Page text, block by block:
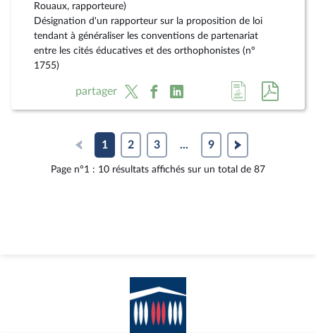
Rouaux, rapporteure)
Désignation d'un rapporteur sur la proposition de loi
tendant à généraliser les conventions de partenariat
entre les cités éducatives et des orthophonistes (n°
1755)
partager
Accéder
à
page
du
au
format
1 2 3 ... 9
Page n°1 : 10 résultats affichés sur un total de 87